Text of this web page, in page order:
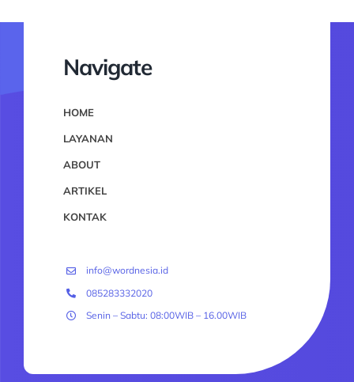
Navigate
HOME
LAYANAN
ABOUT
ARTIKEL
KONTAK
info@wordnesia.id
085283332020
Senin – Sabtu: 08:00WIB – 16.00WIB